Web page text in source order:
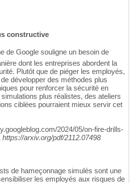
constructive
de Google souligne un besoin de
dont les entreprises abordent la
Plutôt que de piéger les employés,
développer des méthodes plus
pour renforcer la sécurité en
plus réalistes, des ateliers
ciblées pourraient mieux servir cet
2024/05/on-fire-drills-
https://arxiv.org/pdf/2112.07498
de hameçonnage simulés sont une
les employés aux risques de